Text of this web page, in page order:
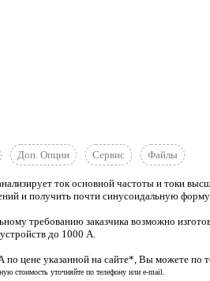
Доп. Опции Сервис Файлы
ток основной частоты и токи
и получить почти синусоидальную
требованию заказчика возможно
до 1000 A.
по цене указанной на сайте*, Вы можете по
стоимость уточняйте по телефону или e-mail.